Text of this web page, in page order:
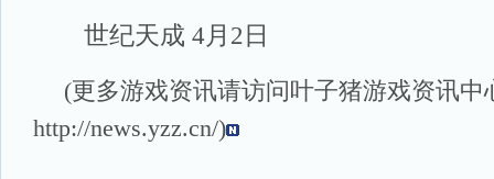
世纪天成 4月2日
(更多游戏资讯请访问叶子猪游戏资讯中
http://news.yzz.cn/)